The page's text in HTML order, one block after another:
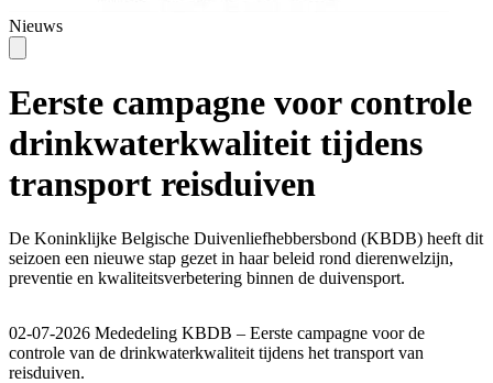
Nieuws
Eerste campagne voor controle
drinkwaterkwaliteit tijdens
transport reisduiven
De Koninklijke Belgische Duivenliefhebbersbond (KBDB) heeft dit
seizoen een nieuwe stap gezet in haar beleid rond dierenwelzijn,
preventie en kwaliteitsverbetering binnen de duivensport.
02-07-2026 Mededeling KBDB – Eerste campagne voor de
controle van de drinkwaterkwaliteit tijdens het transport van
reisduiven.